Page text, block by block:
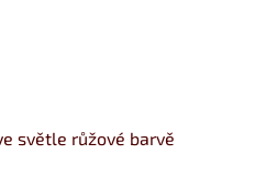
světle růžové barvě